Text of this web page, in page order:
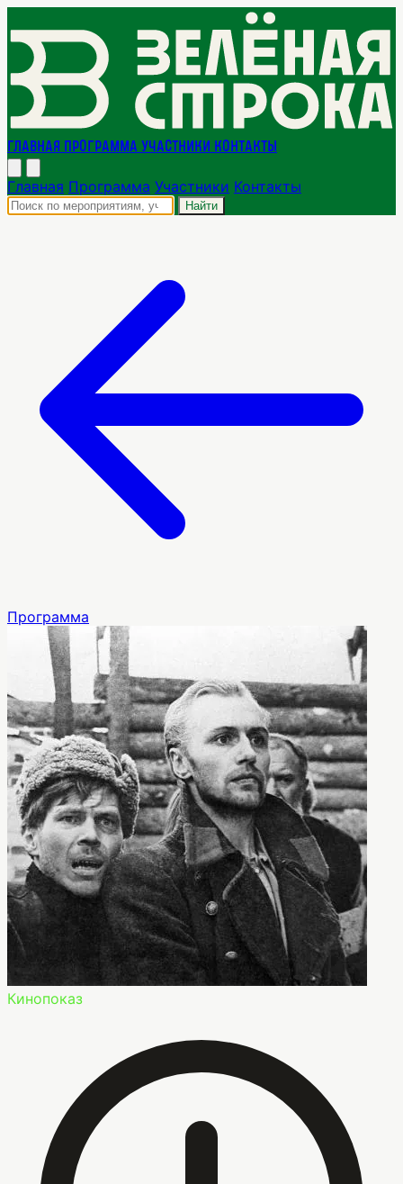
Главная Программа Участники Контакты
Главная Программа Участники Контакты
Найти
Программа
Кинопоказ